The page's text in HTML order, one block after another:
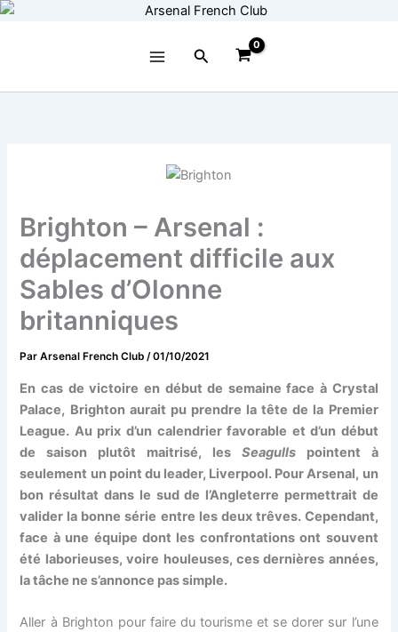
Aller
Rechercher
Brighton – Arsenal :
déplacement difficile aux
Sables d’Olonne
britanniques
ParArsenal French Club/01/10/2021
En cas de victoire en début de semaine face à Crystal
Palace, Brighton aurait pu prendre la tête de la Premier
League. Au prix d’un calendrier favorable et d’un début
de saison plutôt maitrisé, les Seagullspointent à
seulement un point du leader, Liverpool. Pour Arsenal, un
bon résultat dans le sud de l’Angleterre permettrait de
valider la bonne série entre les deux trêves. Cependant,
face à une équipe dont les confrontations ont souvent
été laborieuses, voire houleuses, ces dernières années,
la tâche ne s’annonce pas simple.
Aller à Brighton pour faire du tourisme et se dorer sur l’une